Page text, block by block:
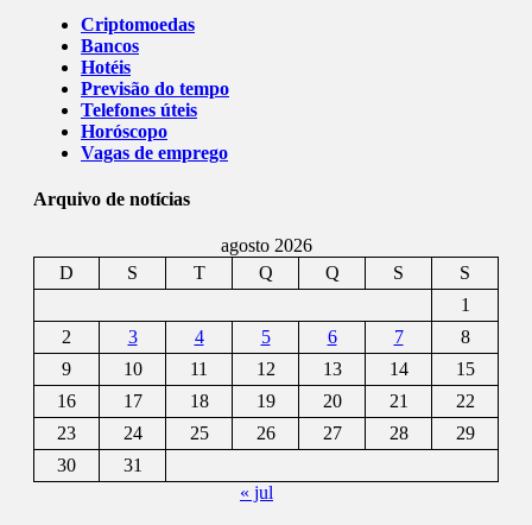
Criptomoedas
Bancos
Hotéis
Previsão do tempo
Telefones úteis
Horóscopo
Vagas de emprego
Arquivo de notícias
agosto 2026
D
S T Q Q S
S
1
2
3 4 5 6 7
8
9
10 11 12 13 14
15
16
17 18 19 20 21
22
23
24 25 26 27 28
29
30
31
« jul